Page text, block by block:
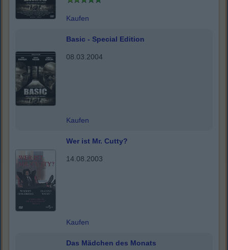
Kaufen
Basic - Special Edition
08.03.2004
Kaufen
Wer ist Mr. Cutty?
14.08.2003
Kaufen
Das Mädchen des Monats